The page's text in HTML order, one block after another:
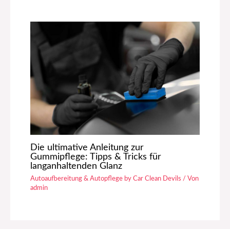
Die ultimative Anleitung zur
Gummipflege: Tipps & Tricks für
langanhaltenden Glanz
Autoaufbereitung & Autopflege by Car Clean Devils / Von
admin